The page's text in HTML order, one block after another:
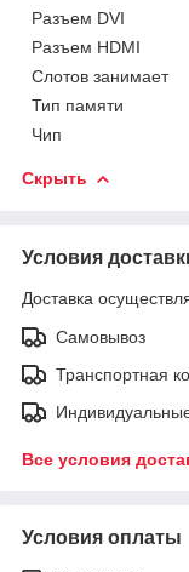
Разъем DVI
Разъем HDMI
Слотов занимает
Тип памяти
Чип
Скрыть
Условия
Доставка
Самовывоз
Транспортная
Все условия
Условия оплаты